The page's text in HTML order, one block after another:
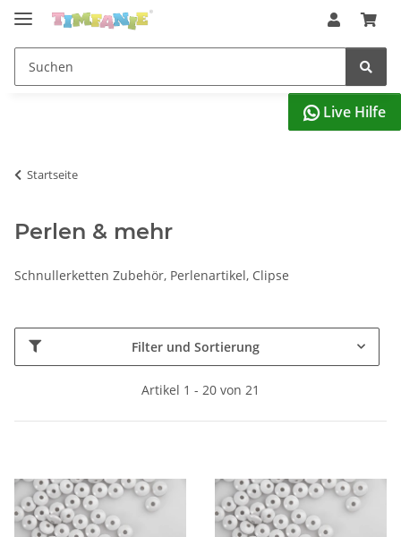
Live Hilfe
Startseite
Perlen & mehr
Schnullerketten Zubehör, Perlenartikel, Clipse
Filter und Sortierung
Artikel 1 - 20 von 21